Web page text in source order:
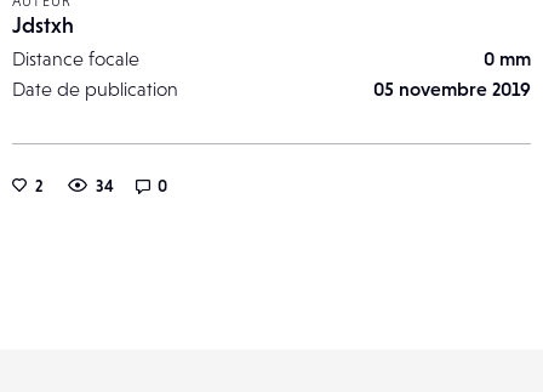
Jdstxh
Distance focale
0 mm
Date de publication
05 novembre 2019
2 34 0